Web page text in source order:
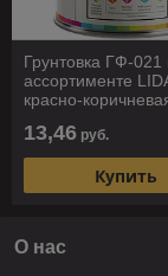
Грунтовка ГФ-021
ассортименте
красно-
13,46 руб.
Купить
О нас